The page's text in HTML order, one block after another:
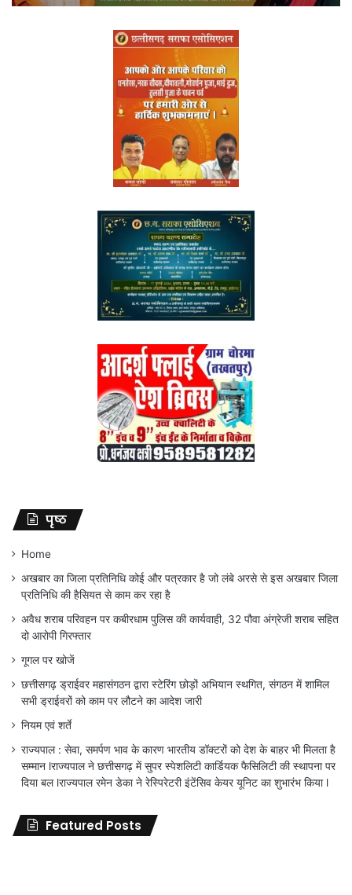
पृष्ठ
Home
अखबार का जिला प्रतिनिधि कोई और पत्रकार है जो लंबे अरसे से इस अखबार जिला
प्रतिनिधि की हैसियत से काम कर रहा है
अवैध शराब परिवहन पर कबीरधाम पुलिस की कार्यवाही, 32 पौवा अंग्रेजी शराब सहित
दो आरोपी गिरफ्तार
गूगल पर खोजें
छत्तीसगढ़ ड्राईवर महासंगठन द्वारा स्टेरिंग छोड़ों अभियान स्थगित, संगठन में शामिल
सभी ड्राईवरों को काम पर लौटने का आदेश जारी
नियम एवं शर्ते
राज्यपाल : सेवा, समर्पण भाव के कारण भारतीय डॉक्टरों को देश के बाहर भी मिलता है
सम्मान lराज्यपाल ने छत्तीसगढ़ में सुपर स्पेशलिटी कार्डियक फैसिलिटी की स्थापना पर
दिया बल lराज्यपाल रमेन डेका ने रेस्पिरेटरी इंटेंसिव केयर यूनिट का शुभारंभ किया l
Featured Posts